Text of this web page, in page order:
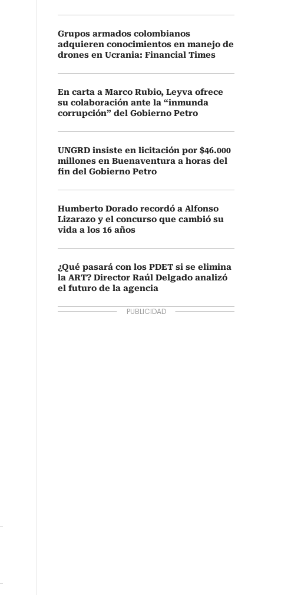
Grupos armados colombianos
adquieren conocimientos en manejo de
drones en Ucrania: Financial Times
En carta a Marco Rubio, Leyva ofrece
su colaboración ante la “inmunda
corrupción” del Gobierno Petro
UNGRD insiste en licitación por $46.000
millones en Buenaventura a horas del
fin del Gobierno Petro
Humberto Dorado recordó a Alfonso
Lizarazo y el concurso que cambió su
vida a los 16 años
¿Qué pasará con los PDET si se elimina
la ART? Director Raúl Delgado analizó
el futuro de la agencia